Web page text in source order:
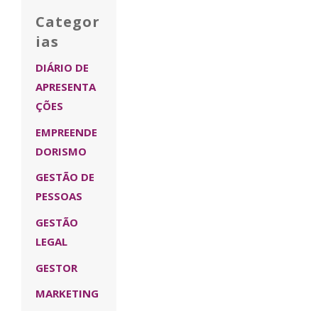
Categor
ias
DIÁRIO DE
APRESENTA
ÇÕES
EMPREENDE
DORISMO
GESTÃO DE
PESSOAS
GESTÃO
LEGAL
GESTOR
MARKETING